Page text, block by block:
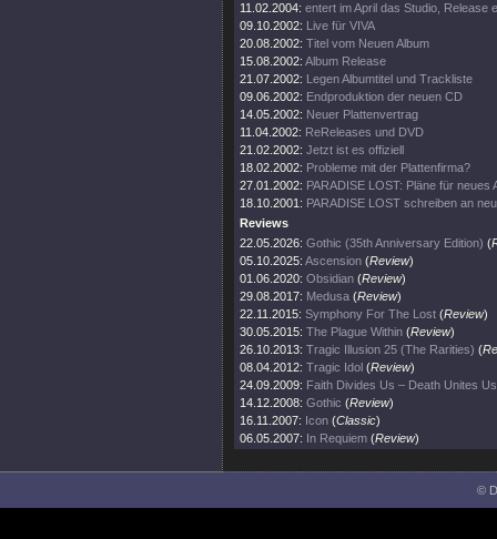
11.02.2004: entert im April das Studio, Release
09.10.2002: Live für VIVA
20.08.2002: Titel vom Neuen Album
15.08.2002: Album Release
21.07.2002: Legen Albumtitel und Trackliste
09.06.2002: Endproduktion der neuen CD
14.05.2002: Neuer Plattenvertrag
11.04.2002: ReReleases und DVD
21.02.2002: Jetzt ist es offiziell
18.02.2002: Probleme mit der Plattenfirma?
27.01.2002: PARADISE LOST: Pläne für neues
18.10.2001: PARADISE LOST schreiben an
Reviews
22.05.2026: Gothic (35th Anniversary Edition) (
05.10.2025: Ascension (Review)
01.06.2020: Obsidian (Review)
29.08.2017: Medusa (Review)
22.11.2015: Symphony For The Lost (Review)
30.05.2015: The Plague Within (Review)
26.10.2013: Tragic Illusion 25 (The Rarities) (
08.04.2012: Tragic Idol (Review)
24.09.2009: Faith Divides Us – Death Unites Us
14.12.2008: Gothic (Review)
16.11.2007: Icon (Classic)
06.05.2007: In Requiem (Review)
©